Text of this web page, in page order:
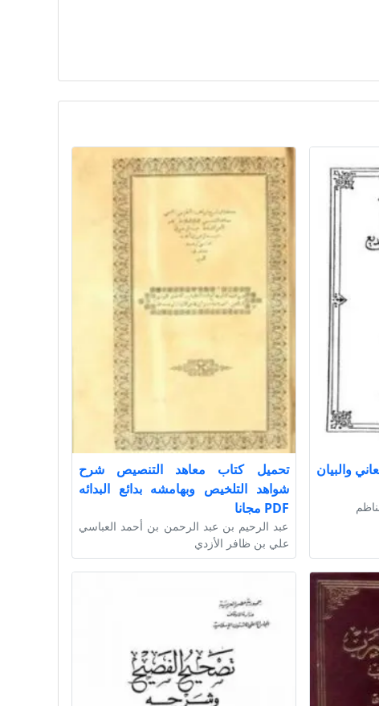
والبيان
تحميل كتاب معاهد التنصيص شرح
شواهد التلخيص وبهامشه بدائع البدائه
PDF مجانا
عبد الرحيم بن عبد الرحمن بن أحمد العباسي
علي بن ظافر الأزدي